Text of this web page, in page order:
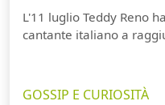
L'11 luglio Teddy Reno
cantante italiano a
GOSSIP E CURIOSITÀ